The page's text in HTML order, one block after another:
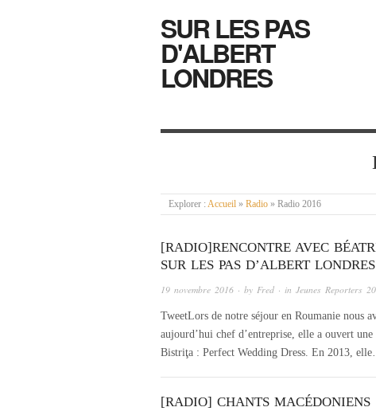
SUR LES PAS
D'ALBERT
LONDRES
Explorer : Accueil » Radio » Radio 2016
[RADIO]RENCONTRE AVEC
SUR LES PAS D’ALBERT LONDRES
19 novembre 2016 · by Fred · in Jeunes Reporters
TweetLors de notre séjour en Roumanie nous
aujourd’hui chef d’entreprise, elle a ouvert
Bistriţa : Perfect Wedding Dress. En 2013,
[RADIO] CHANTS MACÉDONIENS